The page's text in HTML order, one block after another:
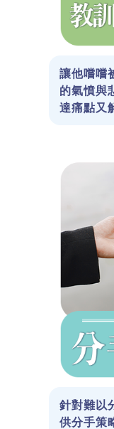
讓他嚐嚐
的氣憤與
達痛點又
針對難以
供分手策